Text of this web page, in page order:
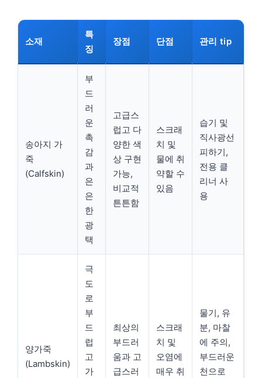
소재
특
징
장점 단점 관리 tip
송아지 가
죽
(Calfskin)
부
드
러
운
촉
감
과
은
은
한
광
택
고급스
럽고 다
양한 색
상 구현
가능,
비교적
튼튼함
스크래
치 및
물에 취
약할 수
있음
습기 및
직사광선
피하기,
전용 클
리너 사
용
양가죽
(Lambskin)
극
도
로
부
드
럽
고
가
최상의
부드러
움과 고
급스러
스크래
치 및
오염에
매우 취
물기, 유
분, 마찰
에 주의,
부드러운
천으로